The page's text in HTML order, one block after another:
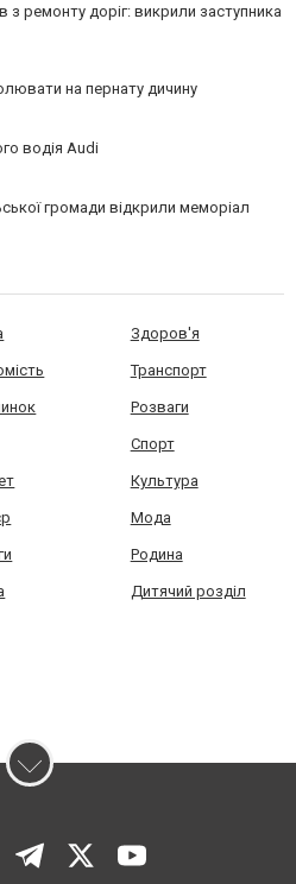
з ремонту доріг: викрили заступника
на пернату дичину
водія Audi
громади відкрили меморіал
Здоров'я
Транспорт
Розваги
Спорт
Культура
Мода
Родина
Дитячий розділ